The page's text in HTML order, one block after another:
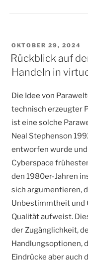
VERÖFFENTLICHT
AM
OKTOBER 29, 2024
Rückblick auf
Handeln in
Die Idee von
technisch erzeugter
ist eine solche
Neal Stephenson
entworfen wurde
Cyberspace
den 1980er-Jahren
sich argumentieren,
Unbestimmtheit und
Qualität aufweist.
der Zugänglichkeit,
Handlungsoptionen,
Eindrücke aber auch